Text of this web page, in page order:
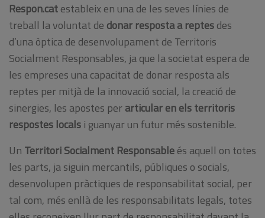
Respon.catestableix en una de les seves línies de
treball la voluntat de donar resposta a reptesdes
d’una òptica de desenvolupament de Territoris
Socialment Responsables, ja que la societat espera de
les empreses una capacitat de donar resposta als
reptes per mitjà de la innovació social, la creació de
sinergies, les apostes perarticular en els territoris
respostes locals i guanyar un futur més sostenible.
Un Territori Socialment Responsableés aquell on totes
les parts, ja siguin mercantils, públiques o socials,
desenvolupen pràctiques de responsabilitat social, per
tal com, més enllà de les responsabilitats legals, totes